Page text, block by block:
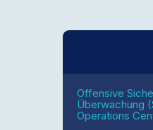
Offensive
Überwachung
Operations